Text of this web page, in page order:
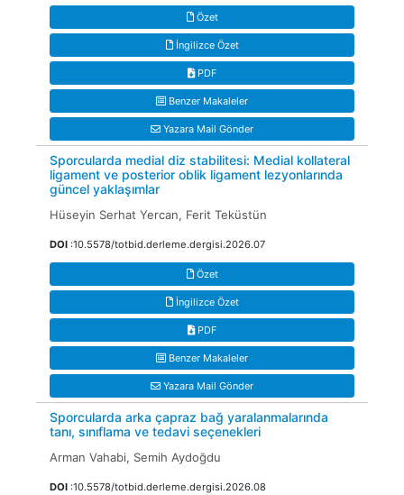
Özet
İngilizce Özet
PDF
Benzer Makaleler
Yazara Mail Gönder
Sporcularda medial diz stabilitesi: Medial kollateral
ligament ve posterior oblik ligament lezyonlarında
güncel yaklaşımlar
Hüseyin Serhat Yercan, Ferit Teküstün
DOI :10.5578/totbid.derleme.dergisi.2026.07
Özet
İngilizce Özet
PDF
Benzer Makaleler
Yazara Mail Gönder
Sporcularda arka çapraz bağ yaralanmalarında
tanı, sınıflama ve tedavi seçenekleri
Arman Vahabi, Semih Aydoğdu
DOI :10.5578/totbid.derleme.dergisi.2026.08